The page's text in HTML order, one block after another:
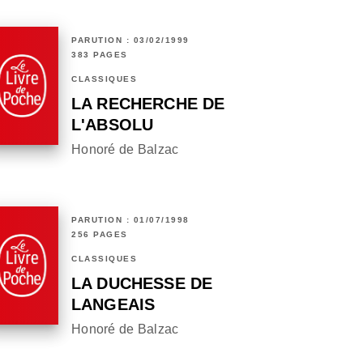
PARUTION : 03/02/1999
383 PAGES
CLASSIQUES
LA RECHERCHE DE
L'ABSOLU
Honoré de Balzac
PARUTION : 01/07/1998
256 PAGES
CLASSIQUES
LA DUCHESSE DE
LANGEAIS
Honoré de Balzac